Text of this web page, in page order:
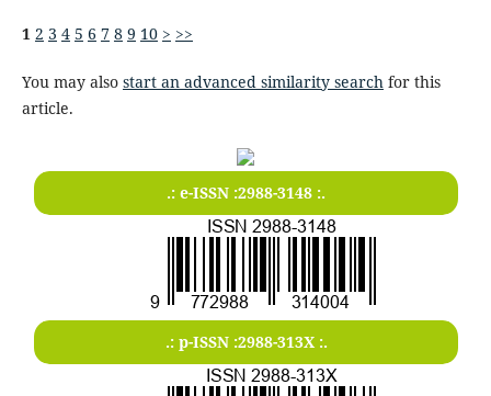
1 2 3 4 5 6 7 8 9 10 > >>
You may also start an advanced similarity searchfor this
article.
.: e-ISSN :2988-3148 :.
.: p-ISSN :2988-313X :.